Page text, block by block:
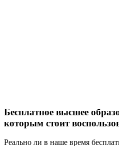
Бесплатное высшее
которым стоит
Реально ли в наше время